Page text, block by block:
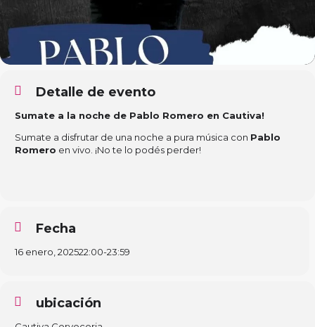
Detalle de evento
Sumate a la noche de Pablo Romero en Cautiva!
Sumate a disfrutar de una noche a pura música con Pablo
Romero en vivo. ¡No te lo podés perder!
Fecha
16 enero, 202522:00-23:59
ubicación